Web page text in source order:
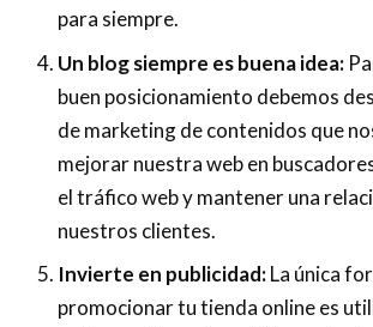
para siempre.
Un blog siempre es buena idea:
buen posicionamiento debemos
de marketing de contenidos que
mejorar nuestra web en
el tráfico web y mantener una
nuestros clientes.
Invierte en publicidad:La única
promocionar tu tienda online es